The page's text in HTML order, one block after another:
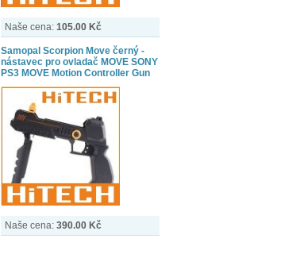
Naše cena: 105.00 Kč
Samopal Scorpion Move černý -
nástavec pro ovladač MOVE SONY
PS3 MOVE Motion Controller Gun
Naše cena: 390.00 Kč